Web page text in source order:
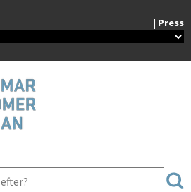
| Press